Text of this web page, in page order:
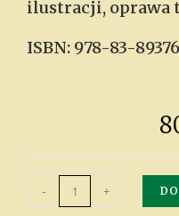
ilustracji, oprawa
ISBN: 978-83-
- +